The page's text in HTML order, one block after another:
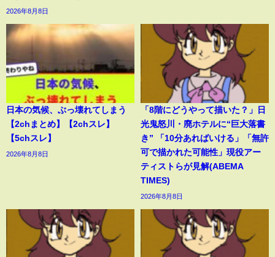
2026年8月8日
日本の気候、ぶっ壊れてしまう
【2chまとめ】【2chスレ】
【5chスレ】
2026年8月8日
「8階にどうやって描いた？」日
光鬼怒川・廃ホテルに“巨大落書
き” 「10分あればいける」「無許
可で描かれた可能性」現役アー
ティストらが見解(ABEMA
TIMES)
2026年8月8日